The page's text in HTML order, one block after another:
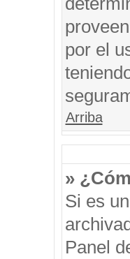
por el
Arriba
»
Si es
Panel